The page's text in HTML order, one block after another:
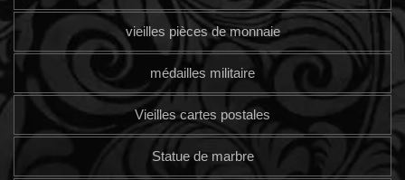
vieilles pièces de monnaie
médailles militaire
Vieilles cartes postales
Statue de marbre